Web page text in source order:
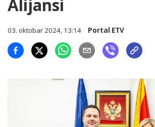
Alijansi
03. oktobar 2024, 13:14 Portal ETV